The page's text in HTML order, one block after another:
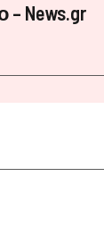
News.gr